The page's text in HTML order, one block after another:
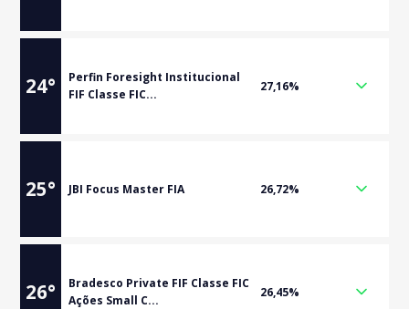
24°
Perfin Foresight Institucional
FIF Classe FIC...
27,16%
25° JBI Focus Master FIA 26,72%
26°
Bradesco Private FIF Classe FIC
Ações Small C...
26,45%